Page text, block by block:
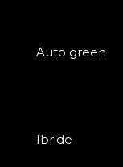
Auto green
Ibride